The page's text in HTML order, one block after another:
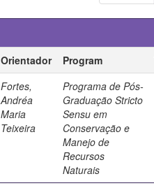
Orientador Program
Fortes,
Andréa
Maria
Teixeira
Programa de Pós-
Graduação Stricto
Sensu em
Conservação e
Manejo de
Recursos
Naturais